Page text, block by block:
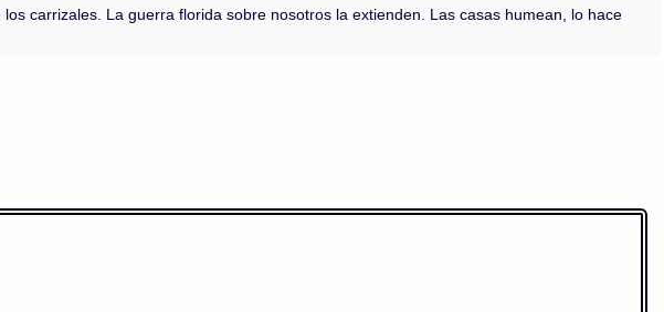
carrizales. La guerra florida sobre nosotros la extienden. Las casas humean, lo hace